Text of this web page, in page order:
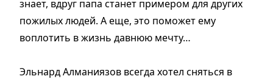
знает, вдруг папа станет примером для других
пожилых людей. А еще, это поможет ему
воплотить в жизнь давнюю мечту…
Эльнард Алманиязов всегда хотел сняться в